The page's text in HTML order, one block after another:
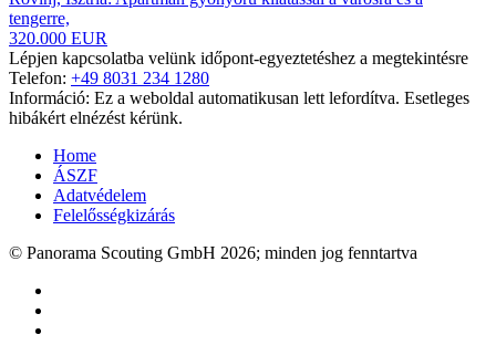
tengerre,
320.000 EUR
Lépjen kapcsolatba velünk időpont-egyeztetéshez a megtekintésre
Telefon: +49 8031 234 1280
Információ: Ez a weboldal automatikusan lett lefordítva. Esetleges
hibákért elnézést kérünk.
Home
ÁSZF
Adatvédelem
Felelősségkizárás
© Panorama Scouting GmbH 2026; minden jog fenntartva